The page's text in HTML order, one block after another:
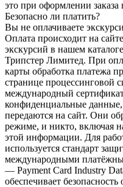
это при оформлении заказа
Безопасно ли платить?
Вы не оплачиваете
Оплата происходит на
экскурсий в нашем
Трипстер Лимитед. При
карты обработка платежа
странице процессинговой
международный
конфиденциальные
передаются на сайт. Они
режиме, и никто, включая
этой информации. Для
используется стандарт
международными
— Payment Card Industry
обеспечивает